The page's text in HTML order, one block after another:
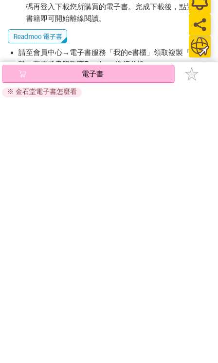
碼再登入下載您所購買的電子書。完成下載後，點選任一
書籍即可開始離線閱讀。
請至會員中心→電子書服務「我的e書櫃」領取複製『兌換
碼』至電子書服務商Readmoo進行兌換。
退換貨須知：
因版權保護，您在金石堂所購買的電子書僅能以金石堂專屬
電子書
※ 金石堂電子書怎麼看